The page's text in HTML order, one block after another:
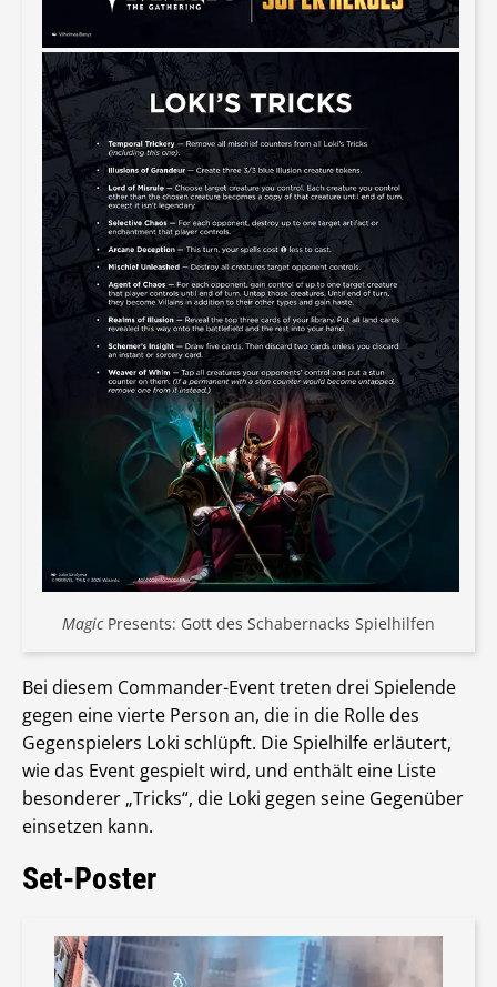
MagicPresents: Gott des Schabernacks Spielhilfen
Bei diesem Commander-Event treten drei Spielende
gegen eine vierte Person an, die in die Rolle des
Gegenspielers Loki schlüpft. Die Spielhilfe erläutert,
wie das Event gespielt wird, und enthält eine Liste
besonderer „Tricks“, die Loki gegen seine Gegenüber
einsetzen kann.
Set-Poster